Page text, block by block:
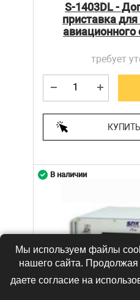
S-1403DL -
приставка
авиационного
требует
В наличии
Мы используем файлы
нашего сайта. Продолжая
даете согласие на